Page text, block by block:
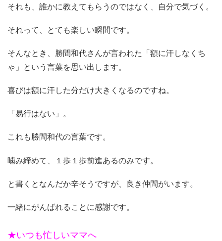
それも、誰かに教えてもらうのではなく、自分で気づく。
それって、とても楽しい瞬間です。
そんなとき、勝間和代さんが言われた「額に汗しなくち
ゃ」という言葉を思い出します。
喜びは額に汗した分だけ大きくなるのですね。
「易行はない」。
これも勝間和代の言葉です。
噛み締めて、１歩１歩前進あるのみです。
と書くとなんだか辛そうですが、良き仲間がいます。
一緒にがんばれることに感謝です。
★いつも忙しいママへ